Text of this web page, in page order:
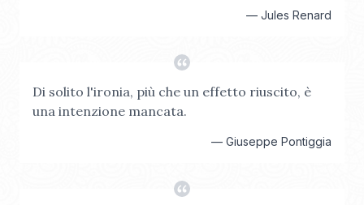
— Jules Renard
Di solito l'ironia, più che un effetto riuscito, è
una intenzione mancata.
— Giuseppe Pontiggia